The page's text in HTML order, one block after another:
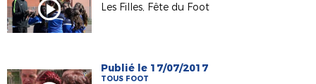
Les Filles, Fête du Foot
Publié le 17/07/2017
TOUS FOOT